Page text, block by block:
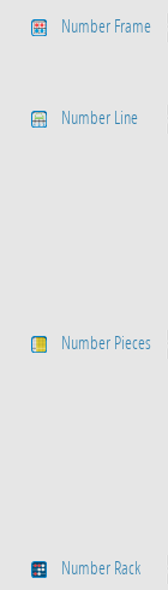
Number Frame
Number Line
Number Pieces
Number Rack